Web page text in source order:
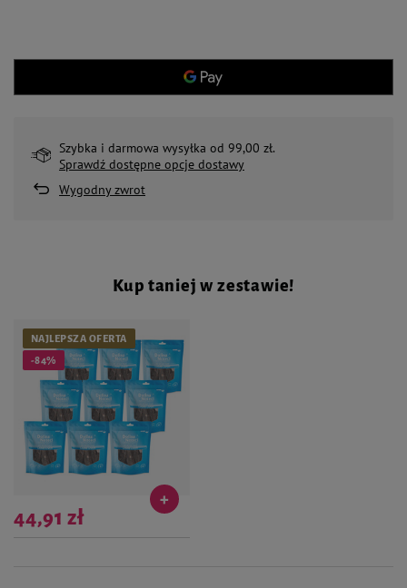
Szybka i darmowa wysyłka od 99,00 zł.
Sprawdź dostępne opcje dostawy
Wygodny zwrot
Kup taniej w zestawie!
NAJLEPSZA OFERTA
-84%
44,91 zł